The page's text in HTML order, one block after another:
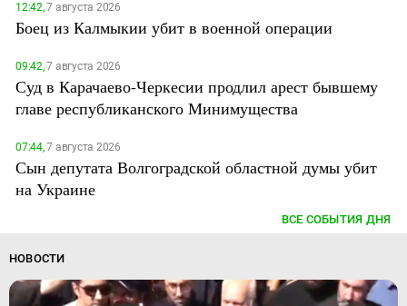
12:42,7 августа 2026
Боец из Калмыкии убит в военной операции
09:42,7 августа 2026
Суд в Карачаево-Черкесии продлил арест бывшему
главе республиканского Минимущества
07:44,7 августа 2026
Сын депутата Волгоградской областной думы убит
на Украине
ВСЕ СОБЫТИЯ ДНЯ
НОВОСТИ